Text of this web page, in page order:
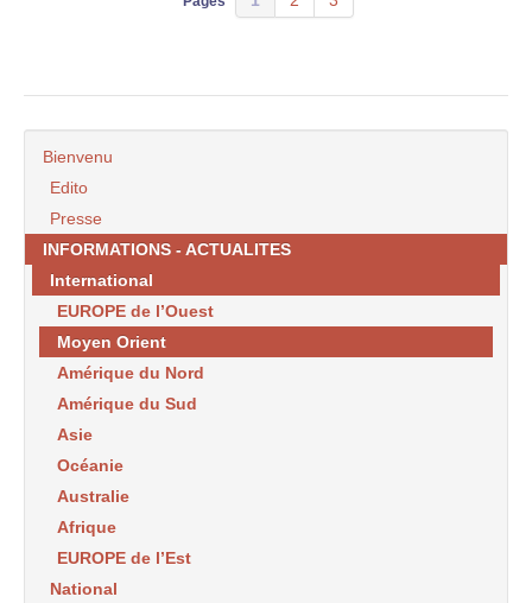
Bienvenu
Edito
Presse
INFORMATIONS - ACTUALITES
International
EUROPE de l’Ouest
Moyen Orient
Amérique du Nord
Amérique du Sud
Asie
Océanie
Australie
Afrique
EUROPE de l’Est
National